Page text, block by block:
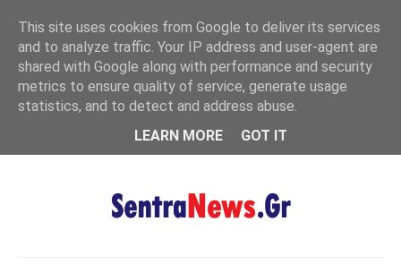
MENU
This site uses cookies from Google to deliver its services
and to analyze traffic. Your IP address and user-agent are
shared with Google along with performance and security
metrics to ensure quality of service, generate usage
statistics, and to detect and address abuse.
LEARN MORE
GOT IT